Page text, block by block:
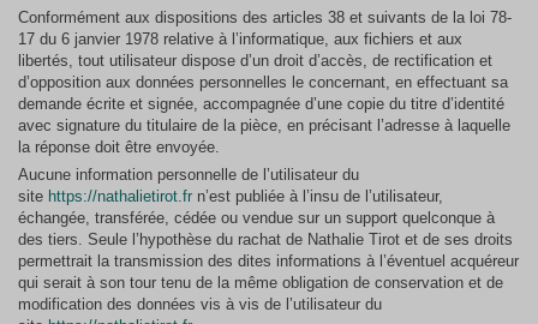
Conformément aux dispositions des articles 38 et suivants de la loi 78-
17 du 6 janvier 1978 relative à l’informatique, aux fichiers et aux
libertés, tout utilisateur dispose d’un droit d’accès, de rectification et
d’opposition aux données personnelles le concernant, en effectuant sa
demande écrite et signée, accompagnée d’une copie du titre d’identité
avec signature du titulaire de la pièce, en précisant l’adresse à laquelle
la réponse doit être envoyée.
Aucune information personnelle de l’utilisateur du
site https://nathalietirot.fr n’est publiée à l’insu de l’utilisateur,
échangée, transférée, cédée ou vendue sur un support quelconque à
des tiers. Seule l’hypothèse du rachat de Nathalie Tirot et de ses droits
permettrait la transmission des dites informations à l’éventuel acquéreur
qui serait à son tour tenu de la même obligation de conservation et de
modification des données vis à vis de l’utilisateur du